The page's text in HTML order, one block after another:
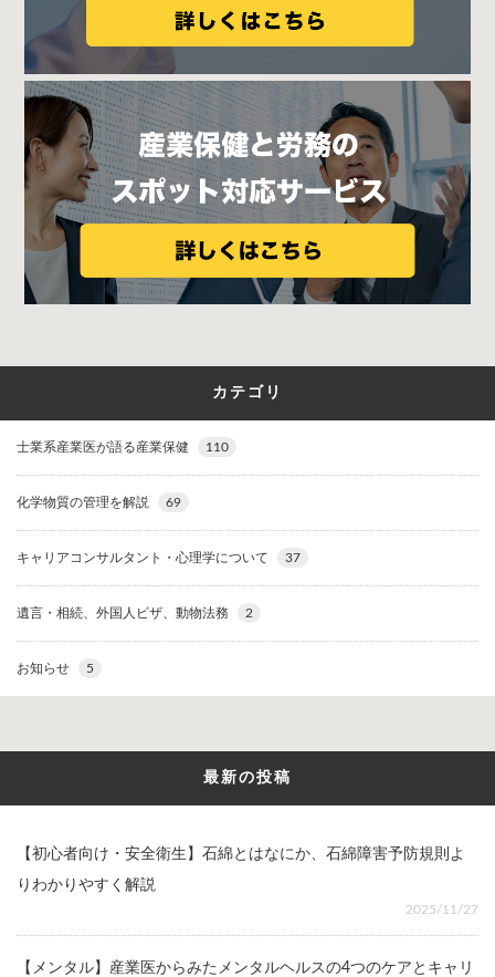
カテゴリ
士業系産業医が語る産業保健 110
化学物質の管理を解説 69
キャリアコンサルタント・心理学について 37
遺言・相続、外国人ビザ、動物法務 2
お知らせ 5
最新の投稿
【初心者向け・安全衛生】石綿とはなにか、石綿障害予防規則よ
りわかりやすく解説
2025/11/27
【メンタル】産業医からみたメンタルヘルスの4つのケアとキャリ